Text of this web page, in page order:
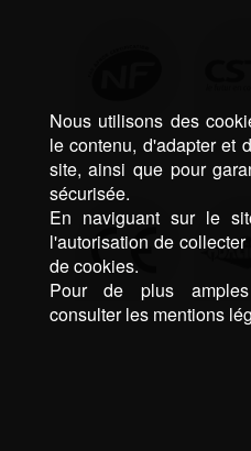
Nous utilisons des
le contenu, d'adapter et
site, ainsi que pour
sécurisée.
En naviguant sur le
l'autorisation de
de cookies.
Pour de plus amples
consulter les mentions